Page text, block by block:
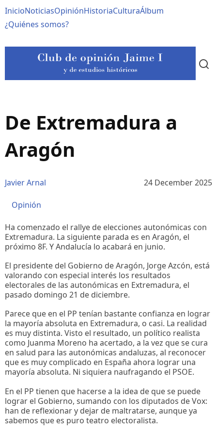
al
contenido
Navegación
principal
InicioNoticiasOpiniónHistoriaCulturaÁlbum
¿Quiénes somos?
De Extremadura a
Aragón
Javier Arnal 24 December 2025
Opinión
Ha comenzado el rallye de elecciones autonómicas con
Extremadura. La siguiente parada es en Aragón, el
próximo 8F. Y Andalucía lo acabará en junio.
El presidente del Gobierno de Aragón, Jorge Azcón, está
valorando con especial interés los resultados
electorales de las autonómicas en Extremadura, el
pasado domingo 21 de diciembre.
Parece que en el PP tenían bastante confianza en lograr
la mayoría absoluta en Extremadura, o casi. La realidad
es muy distinta. Visto el resultado, un político realista
como Juanma Moreno ha acertado, a la vez que se cura
en salud para las autonómicas andaluzas, al reconocer
que es muy complicado en España ahora lograr una
mayoría absoluta. Ni siquiera naufragando el PSOE.
En el PP tienen que hacerse a la idea de que se puede
lograr el Gobierno, sumando con los diputados de Vox:
han de reflexionar y dejar de maltratarse, aunque ya
sabemos que es puro teatro electoralista.